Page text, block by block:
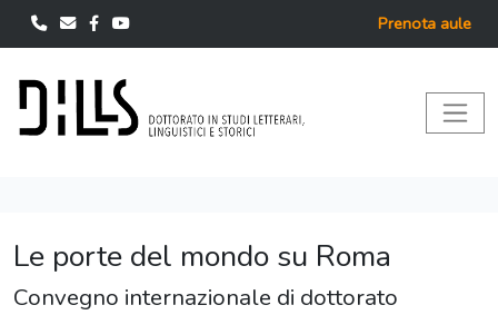
Prenota aule
Le porte del mondo su Roma
Convegno internazionale di dottorato